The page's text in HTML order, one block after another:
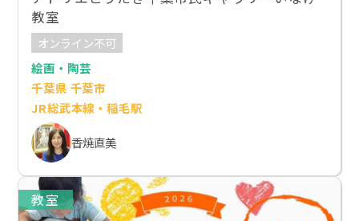
教室
オンライン不可
絵画・陶芸
千葉県 千葉市
JR総武本線・稲毛駅
香焼直美
教室